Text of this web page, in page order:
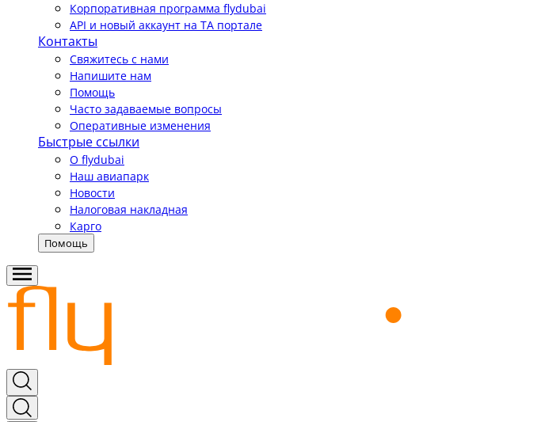
Корпоративная программа flydubai
API и новый аккаунт на TA портале
Контакты
Свяжитесь с нами
Напишите нам
Помощь
Часто задаваемые вопросы
Оперативные изменения
Быстрые ссылки
О flydubai
Наш авиапарк
Новости
Налоговая накладная
Карго
Помощь